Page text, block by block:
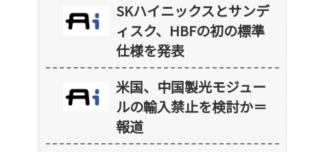
SKハイニックスとサンデ
ィスク、HBFの初の標準
仕様を発表
米国、中国製光モジュー
ルの輸入禁止を検討か＝
報道